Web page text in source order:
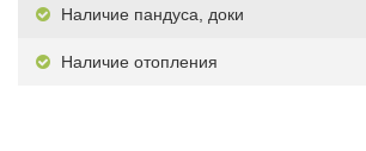
Наличие пандуса, доки
Наличие отопления